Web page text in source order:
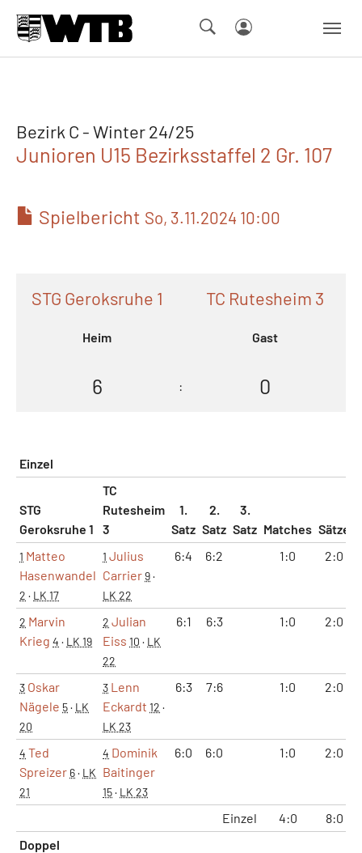
Bezirk C - Winter 24/25
Junioren U15 Bezirksstaffel 2 Gr. 107
Spielbericht So, 3.11.2024 10:00
STG Geroksruhe 1
Heim
TC Rutesheim 3
Gast
6 : 0
Einzel
STG
Geroksruhe 1
TC
Rutesheim
3
1.
Satz
2.
Satz
3.
Satz Matches Sätze
1 Matteo
Hasenwandel
2 · LK 17
1 Julius
Carrier9·
LK 22
6:4 6:2 1:0 2:0
2 Marvin
Krieg 4 · LK 19
2 Julian
Eiss 10 · LK
22
6:1 6:3 1:0 2:0
3 Oskar
Nägele 5· LK
20
3 Lenn
Eckardt 12 ·
LK 23
6:3 7:6 1:0 2:0
4 Ted
Spreizer 6· LK
21
4 Dominik
Baitinger
15· LK 23
6:0 6:0 1:0 2:0
Einzel 4:0 8:0
Doppel